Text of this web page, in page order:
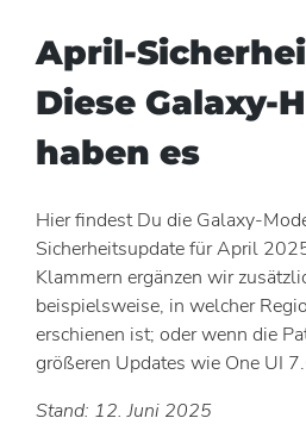
April-
Diese Galaxy-
haben es
Hier findest Du die Galaxy-
Sicherheitsupdate für April
Klammern ergänzen wir
beispielsweise, in welcher
erschienen ist; oder wenn die
größeren Updates wie One UI
Stand: 12. Juni 2025